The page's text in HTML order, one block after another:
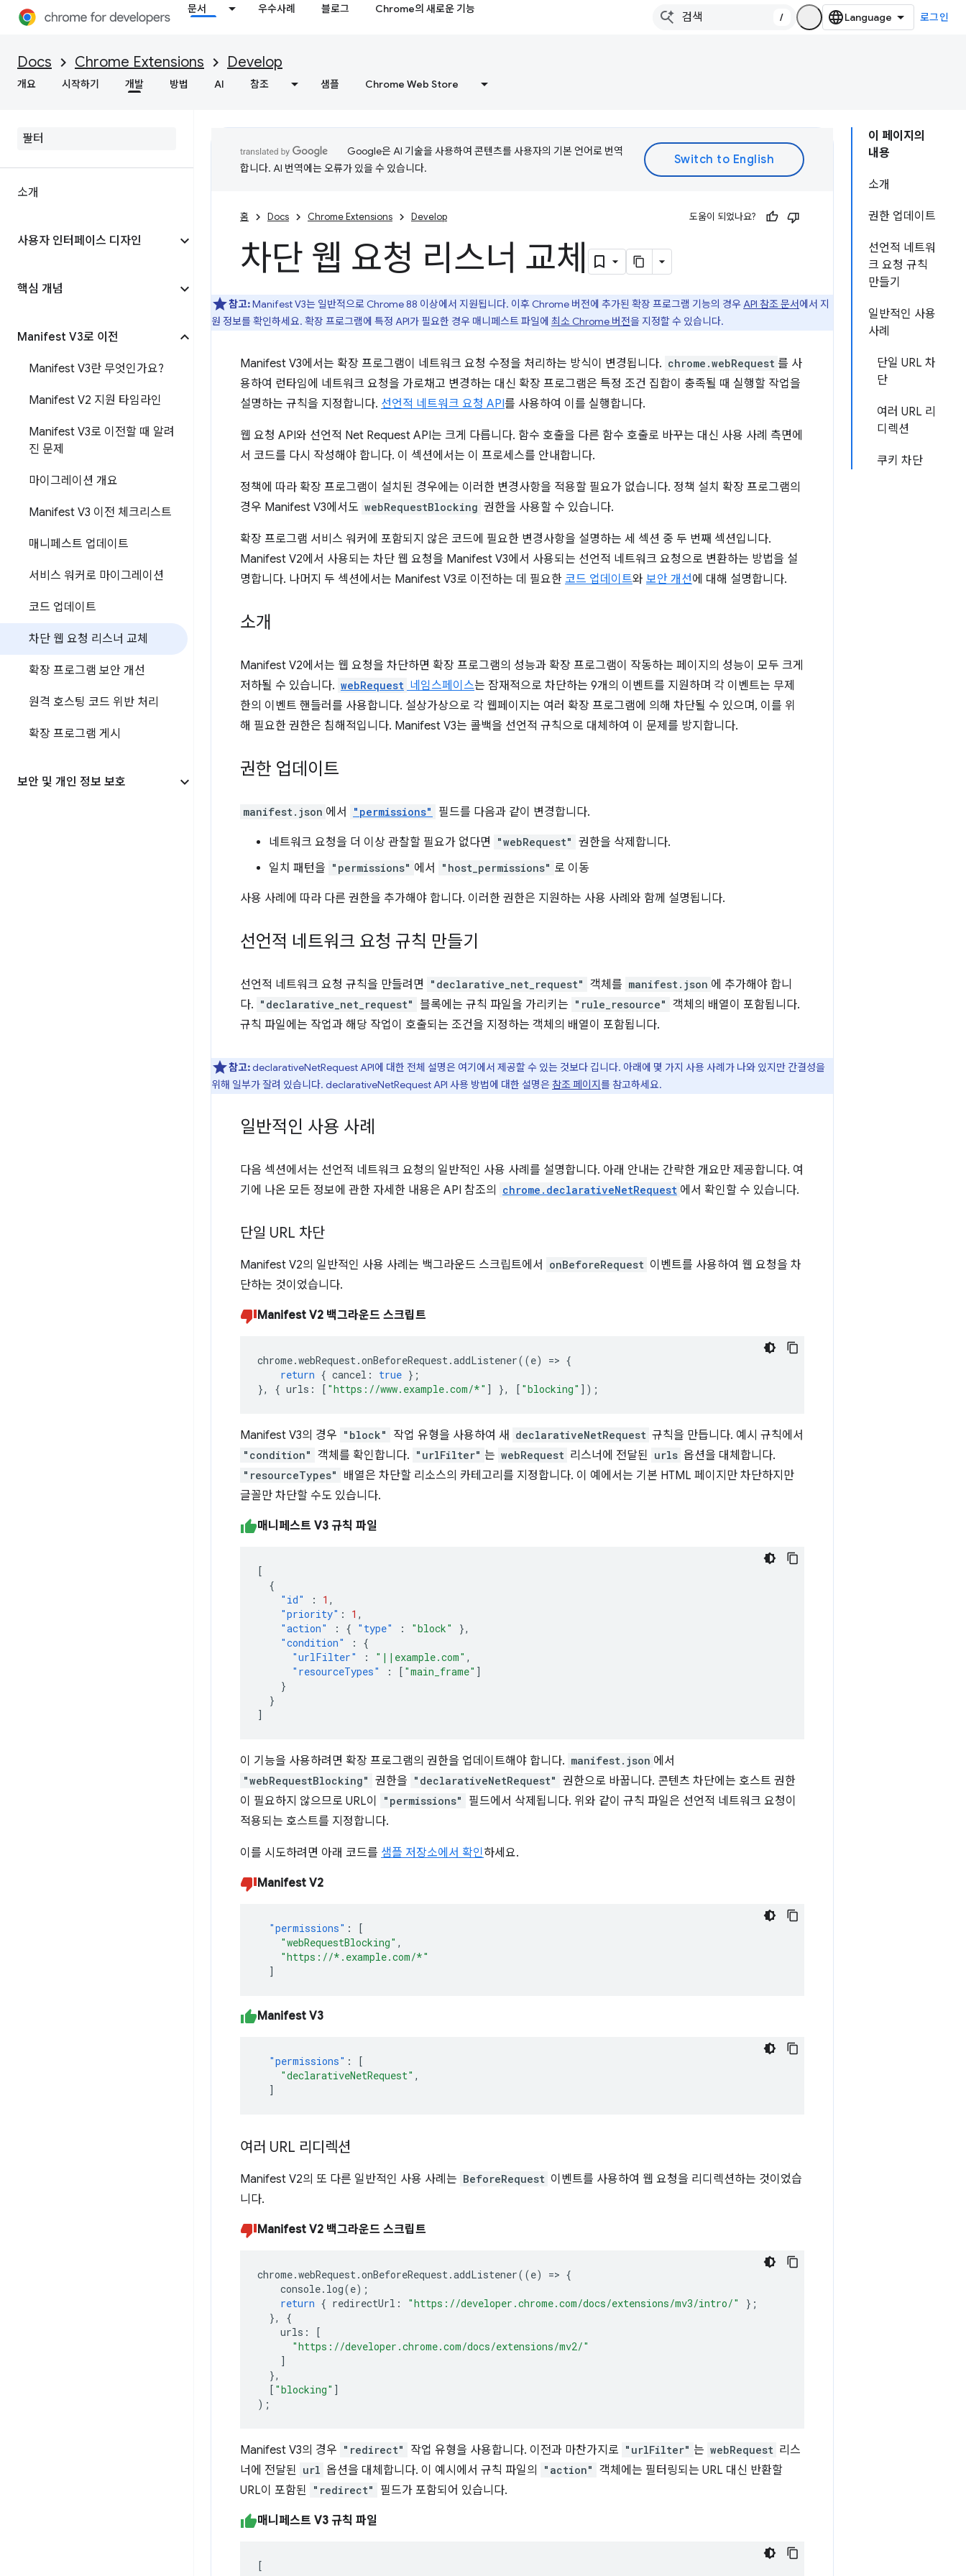
문서 우수사례 블로그 Chrome의 새로운 기능
/ 로그인
Docs Chrome Extensions Develop
개요 시작하기 개발 방법 AI 참조 샘플 Chrome Web Store
소개
사용자 인터페이스 디자인
핵심 개념
Manifest V3로 이전
Manifest V3란 무엇인가요?
Manifest V2 지원 타임라인
Manifest V3로 이전할 때 알려
진 문제
마이그레이션 개요
Manifest V3 이전 체크리스트
매니페스트 업데이트
서비스 워커로 마이그레이션
코드 업데이트
차단 웹 요청 리스너 교체
확장 프로그램 보안 개선
원격 호스팅 코드 위반 처리
확장 프로그램 게시
보안 및 개인 정보 보호
이 페이지의
내용
소개
권한 업데이트
선언적 네트워
크 요청 규칙
만들기
일반적인 사용
사례
단일 URL 차
단
여러 URL 리
디렉션
쿠키 차단
Google은 AI 기술을 사용하여 콘텐츠를 사용자의 기본 언어로 번역
합니다. AI 번역에는 오류가 있을 수 있습니다.
홈 Docs Chrome Extensions Develop 도움이 되었나요?
차단 웹 요청 리스너 교체
참고:Manifest V3는 일반적으로 Chrome 88 이상에서 지원됩니다. 이후 Chrome 버전에 추가된 확장 프로그램 기능의 경우API 참조 문서에서 지
원 정보를 확인하세요. 확장 프로그램에 특정 API가 필요한 경우 매니페스트 파일에 최소 Chrome 버전을 지정할 수 있습니다.
Manifest V3에서는 확장 프로그램이 네트워크 요청 수정을 처리하는 방식이 변경됩니다. chrome.webRequest 를 사
용하여 런타임에 네트워크 요청을 가로채고 변경하는 대신 확장 프로그램은 특정 조건 집합이 충족될 때 실행할 작업을
설명하는 규칙을 지정합니다. 선언적 네트워크 요청 API를 사용하여 이를 실행합니다.
웹 요청 API와 선언적 Net Request API는 크게 다릅니다. 함수 호출을 다른 함수 호출로 바꾸는 대신 사용 사례 측면에
서 코드를 다시 작성해야 합니다. 이 섹션에서는 이 프로세스를 안내합니다.
정책에 따라 확장 프로그램이 설치된 경우에는 이러한 변경사항을 적용할 필요가 없습니다. 정책 설치 확장 프로그램의
경우 Manifest V3에서도 webRequestBlocking 권한을 사용할 수 있습니다.
확장 프로그램 서비스 워커에 포함되지 않은 코드에 필요한 변경사항을 설명하는 세 섹션 중 두 번째 섹션입니다.
Manifest V2에서 사용되는 차단 웹 요청을 Manifest V3에서 사용되는 선언적 네트워크 요청으로 변환하는 방법을 설
명합니다. 나머지 두 섹션에서는 Manifest V3로 이전하는 데 필요한 코드 업데이트와 보안 개선에 대해 설명합니다.
소개
Manifest V2에서는 웹 요청을 차단하면 확장 프로그램의 성능과 확장 프로그램이 작동하는 페이지의 성능이 모두 크게
저하될 수 있습니다. webRequest 네임스페이스는 잠재적으로 차단하는 9개의 이벤트를 지원하며 각 이벤트는 무제
한의 이벤트 핸들러를 사용합니다. 설상가상으로 각 웹페이지는 여러 확장 프로그램에 의해 차단될 수 있으며, 이를 위
해 필요한 권한은 침해적입니다. Manifest V3는 콜백을 선언적 규칙으로 대체하여 이 문제를 방지합니다.
권한 업데이트
manifest.json 에서 "permissions" 필드를 다음과 같이 변경합니다.
네트워크 요청을 더 이상 관찰할 필요가 없다면 "webRequest" 권한을 삭제합니다.
일치 패턴을 "permissions" 에서 "host_permissions" 로 이동
사용 사례에 따라 다른 권한을 추가해야 합니다. 이러한 권한은 지원하는 사용 사례와 함께 설명됩니다.
선언적 네트워크 요청 규칙 만들기
선언적 네트워크 요청 규칙을 만들려면 "declarative_net_request" 객체를 manifest.json 에 추가해야 합니
다. "declarative_net_request" 블록에는 규칙 파일을 가리키는 "rule_resource" 객체의 배열이 포함됩니다.
규칙 파일에는 작업과 해당 작업이 호출되는 조건을 지정하는 객체의 배열이 포함됩니다.
참고:declarativeNetRequest API에 대한 전체 설명은 여기에서 제공할 수 있는 것보다 깁니다. 아래에 몇 가지 사용 사례가 나와 있지만 간결성을
위해 일부가 잘려 있습니다. declarativeNetRequest API 사용 방법에 대한 설명은 참조 페이지를 참고하세요.
일반적인 사용 사례
다음 섹션에서는 선언적 네트워크 요청의 일반적인 사용 사례를 설명합니다. 아래 안내는 간략한 개요만 제공합니다. 여
기에 나온 모든 정보에 관한 자세한 내용은 API 참조의
chrome.declarativeNetRequest 에서 확인할 수 있습니다.
단일 URL 차단
Manifest V2의 일반적인 사용 사례는 백그라운드 스크립트에서 onBeforeRequest 이벤트를 사용하여 웹 요청을 차
단하는 것이었습니다.
Manifest V2 백그라운드 스크립트
chrome.webRequest.onBeforeRequest.addListener((e) => {
return { cancel : true };
},
{ urls : [ "https://www.example.com/*" ] }, [ "blocking" ]);
Manifest V3의 경우 "block" 작업 유형을 사용하여 새 declarativeNetRequest 규칙을 만듭니다. 예시 규칙에서
"condition" 객체를 확인합니다. "urlFilter" 는 webRequest 리스너에 전달된 urls 옵션을 대체합니다.
"resourceTypes"
배열은 차단할 리소스의 카테고리를 지정합니다. 이 예에서는 기본 HTML 페이지만 차단하지만
글꼴만 차단할 수도 있습니다.
매니페스트 V3 규칙 파일
[
{
"id"
: 1 ,
"priority" : 1 ,
"action"
: { "type" : "block"
},
"condition"
:
{
"urlFilter"
: "||example.com" ,
"resourceTypes"
: [ "main_frame" ]
}
}
]
이 기능을 사용하려면 확장 프로그램의 권한을 업데이트해야 합니다. manifest.json 에서
"webRequestBlocking" 권한을 "declarativeNetRequest" 권한으로 바꿉니다. 콘텐츠 차단에는 호스트 권한
이 필요하지 않으므로 URL이
"permissions"
필드에서 삭제됩니다. 위와 같이 규칙 파일은 선언적 네트워크 요청이
적용되는 호스트를 지정합니다.
이를 시도하려면 아래 코드를 샘플 저장소에서 확인하세요.
Manifest V2
"permissions" :
[
"webRequestBlocking" ,
"https://*.example.com/*"
]
Manifest V3
"permissions" :
[
"declarativeNetRequest" ,
]
여러 URL 리디렉션
Manifest V2의 또 다른 일반적인 사용 사례는 BeforeRequest 이벤트를 사용하여 웹 요청을 리디렉션하는 것이었습
니다.
Manifest V2 백그라운드 스크립트
chrome.webRequest .onBeforeRequest .addListener((e) => {
console. log(e);
return { redirectUrl : "https://developer.chrome.com/docs/extensions/mv3/intro/"
};
},
{
urls :
[
"https://developer.chrome.com/docs/extensions/mv2/"
]
},
[ "blocking" ]
);
Manifest V3의 경우 "redirect" 작업 유형을 사용합니다. 이전과 마찬가지로 "urlFilter" 는 webRequest 리스
너에 전달된 url 옵션을 대체합니다. 이 예시에서 규칙 파일의 "action" 객체에는 필터링되는 URL 대신 반환할
URL이 포함된
"redirect" 필드가 포함되어 있습니다.
매니페스트 V3 규칙 파일
[